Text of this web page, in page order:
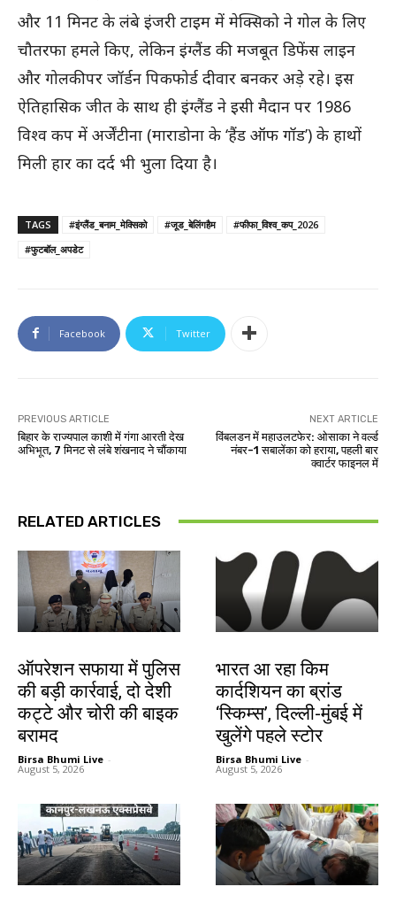
और 11 मिनट के लंबे इंजरी टाइम में मेक्सिको ने गोल के लिए
चौतरफा हमले किए, लेकिन इंग्लैंड की मजबूत डिफेंस लाइन
और गोलकीपर जॉर्डन पिकफोर्ड दीवार बनकर अड़े रहे। इस
ऐतिहासिक जीत के साथ ही इंग्लैंड ने इसी मैदान पर 1986
विश्व कप में अर्जेंटीना (माराडोना के ‘हैंड ऑफ गॉड’) के हाथों
मिली हार का दर्द भी भुला दिया है।
TAGS #इंग्लैंड_बनाम_मेक्सिको #जूड_बेलिंगहैम
#फीफा_विश्व_कप_2026
#फुटबॉल_अपडेट
Facebook Twitter
PREVIOUS ARTICLE
बिहार के राज्यपाल काशी में गंगा आरती देख
अभिभूत, 7 मिनट से लंबे शंखनाद ने चौंकाया
NEXT ARTICLE
विंबलडन में महाउलटफेर: ओसाका ने वर्ल्ड
नंबर-1 सबालेंका को हराया, पहली बार
क्वार्टर फाइनल में
RELATED ARTICLES
ऑपरेशन सफाया में पुलिस
की बड़ी कार्रवाई, दो देशी
कट्टे और चोरी की बाइक
बरामद
Birsa Bhumi Live -
August 5, 2026
भारत आ रहा किम
कार्दशियन का ब्रांड
‘स्किम्स’, दिल्ली-मुंबई में
खुलेंगे पहले स्टोर
Birsa Bhumi Live -
August 5, 2026